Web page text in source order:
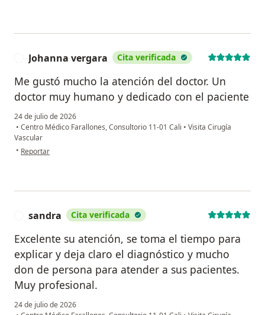
Johanna vergara Cita verificada
Me gustó mucho la atención del doctor. Un
doctor muy humano y dedicado con el paciente
24 de julio de 2026
• Centro Médico Farallones, Consultorio 11-01 Cali • Visita Cirugía
Vascular
• en opinión del usuario Johanna vergara
Reportar
sandra Cita verificada
Excelente su atención, se toma el tiempo para
explicar y deja claro el diagnóstico y mucho
don de persona para atender a sus pacientes.
Muy profesional.
24 de julio de 2026